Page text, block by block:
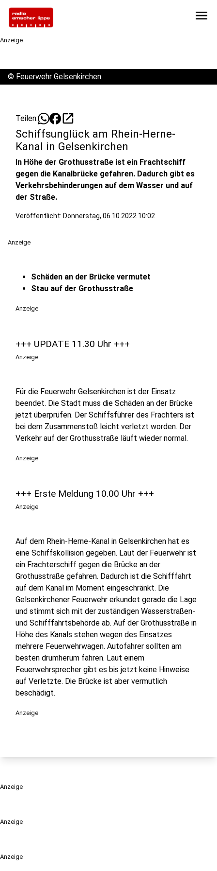
menu
Anzeige
Anzeige
Anzeige
© Feuerwehr Gelsenkirchen
Teilen: open_in_new
Schiffsunglück am Rhein-Herne-
Kanal in Gelsenkirchen
In Höhe der Grothusstraße ist ein Frachtschiff
gegen die Kanalbrücke gefahren. Dadurch gibt es
Verkehrsbehinderungen auf dem Wasser und auf
der Straße.
Veröffentlicht: Donnerstag, 06.10.2022 10:02
Anzeige
Schäden an der Brücke vermutet
Stau auf der Grothusstraße
Anzeige
+++ UPDATE 11.30 Uhr +++
Anzeige
Für die Feuerwehr Gelsenkirchen ist der Einsatz
beendet. Die Stadt muss die Schäden an der Brücke
jetzt überprüfen. Der Schiffsführer des Frachters ist
bei dem Zusammenstoß leicht verletzt worden. Der
Verkehr auf der Grothusstraße läuft wieder normal.
Anzeige
+++ Erste Meldung 10.00 Uhr +++
Anzeige
Auf dem Rhein-Herne-Kanal in Gelsenkirchen hat es
eine Schiffskollision gegeben. Laut der Feuerwehr ist
ein Frachterschiff gegen die Brücke an der
Grothusstraße gefahren. Dadurch ist die Schifffahrt
auf dem Kanal im Moment eingeschränkt. Die
Gelsenkirchener Feuerwehr erkundet gerade die Lage
und stimmt sich mit der zuständigen Wasserstraßen-
und Schifffahrtsbehörde ab. Auf der Grothusstraße in
Höhe des Kanals stehen wegen des Einsatzes
mehrere Feuerwehrwagen. Autofahrer sollten am
besten drumherum fahren. Laut einem
Feuerwehrsprecher gibt es bis jetzt keine Hinweise
auf Verletzte. Die Brücke ist aber vermutlich
beschädigt.
Anzeige
Anzeige